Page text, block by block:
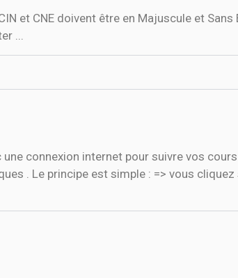
et CNE doivent être en Majuscule et Sans
...
connexion internet pour suivre vos
. Le principe est simple : => vous